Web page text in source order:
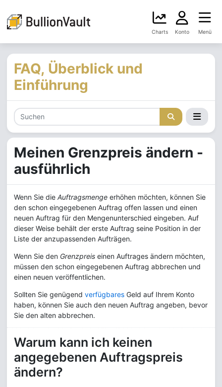
Charts Konto Menü
FAQ, Überblick und
Einführung
Meinen Grenzpreis ändern -
ausführlich
Wenn Sie die Auftragsmenge erhöhen möchten, können Sie
den schon eingegebenen Auftrag offen lassen und einen
neuen Auftrag für den Mengenunterschied eingeben. Auf
dieser Weise behält der erste Auftrag seine Position in der
Liste der anzupassenden Aufträgen.
Wenn Sie den Grenzpreis einen Auftrages ändern möchten,
müssen den schon eingegebenen Auftrag abbrechen und
einen neuen veröffentlichen.
Sollten Sie genügend verfügbares Geld auf Ihrem Konto
haben, können Sie auch den neuen Auftrag angeben, bevor
Sie den alten abbrechen.
Warum kann ich keinen
angegebenen Auftragspreis
ändern?